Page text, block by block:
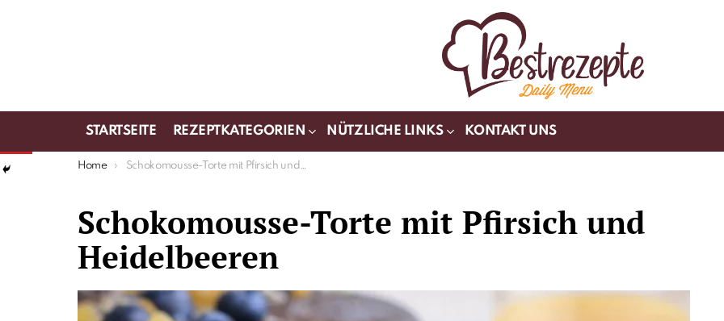
STARTSEITE REZEPTKATEGORIEN NÜTZLICHE LINKS KONTAKT UNS
You are here:
Home Schokomousse-Torte mit Pfirsich und Heidelbeeren
Schokomousse-Torte mit Pfirsich und
Heidelbeeren